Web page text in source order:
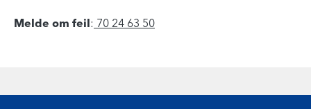
Melde om feil : 70 24 63 50